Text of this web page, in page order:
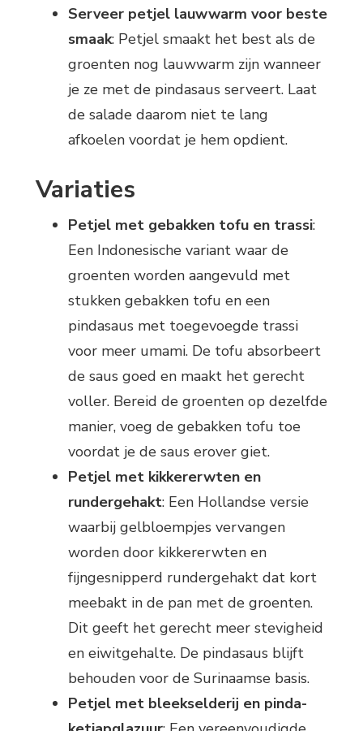
Serveer petjel lauwwarm voor beste
smaak: Petjel smaakt het best als de
groenten nog lauwwarm zijn wanneer
je ze met de pindasaus serveert. Laat
de salade daarom niet te lang
afkoelen voordat je hem opdient.
Variaties
Petjel met gebakken tofu en trassi:
Een Indonesische variant waar de
groenten worden aangevuld met
stukken gebakken tofu en een
pindasaus met toegevoegde trassi
voor meer umami. De tofu absorbeert
de saus goed en maakt het gerecht
voller. Bereid de groenten op dezelfde
manier, voeg de gebakken tofu toe
voordat je de saus erover giet.
Petjel met kikkererwten en
rundergehakt: Een Hollandse versie
waarbij gelbloempjes vervangen
worden door kikkererwten en
fijngesnipperd rundergehakt dat kort
meebakt in de pan met de groenten.
Dit geeft het gerecht meer stevigheid
en eiwitgehalte. De pindasaus blijft
behouden voor de Surinaamse basis.
Petjel met bleekselderij en pinda-